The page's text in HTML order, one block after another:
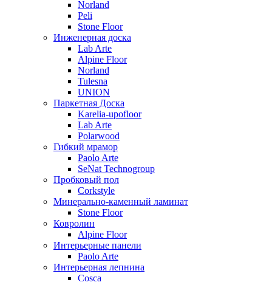
Norland
Peli
Stone Floor
Инженерная доска
Lab Arte
Alpine Floor
Norland
Tulesna
UNION
Паркетная Доска
Karelia-upofloor
Lab Arte
Polarwood
Гибкий мрамор
Paolo Arte
SeNat Technogroup
Пробковый пол
Corkstyle
Минерально-каменный ламинат
Stone Floor
Ковролин
Alpine Floor
Интерьерные панели
Paolo Arte
Интерьерная лепнина
Cosca